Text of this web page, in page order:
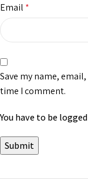
Email *
Save my name,
time I comment.
You have to be